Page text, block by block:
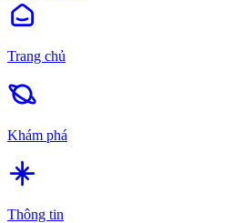
Trang chủ
Khám phá
Thông tin